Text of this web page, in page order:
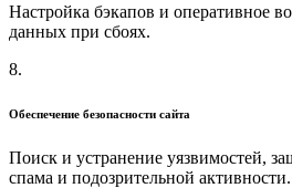
Настройка бэкапов и оперативное
данных при сбоях.
8.
Обеспечение безопасности сайта
Поиск и устранение уязвимостей,
спама и подозрительной активности.